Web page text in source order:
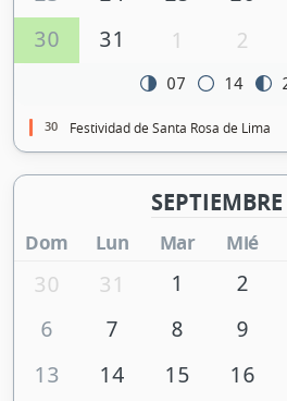
30
31 1 2
07 14
30 Festividad de Santa Rosa de Lima
Dom Lun Mar Mié
30 31 1 2
6
7 8 9
13
14 15 16